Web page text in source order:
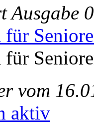
Ausgabe
für
für
vom
aktiv